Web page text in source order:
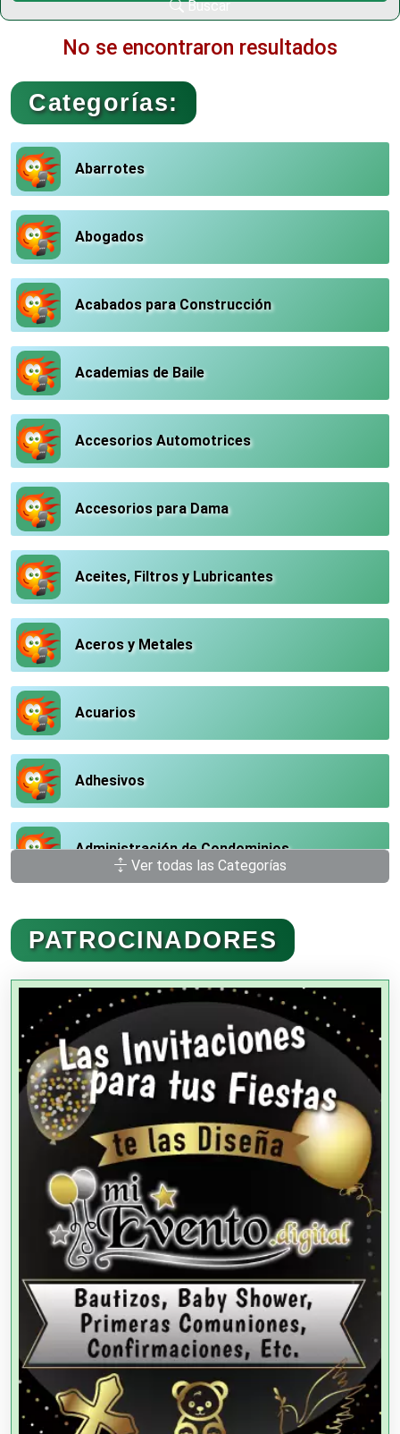
Buscar
No se encontraron resultados
Categorías:
Abarrotes
Abogados
Acabados para Construcción
Academias de Baile
Accesorios Automotrices
Accesorios para Dama
Aceites, Filtros y Lubricantes
Aceros y Metales
Acuarios
Adhesivos
Administración de Condominios
Administración de Empresas
Agencias Aduanales
Agencias de Autos
Agencias de Cobranza
Agencias de Colocación
Agencias de Modelos
Agencias de Publicidad
Agencias de Viajes
Ver todas las Categorías
PATROCINADORES